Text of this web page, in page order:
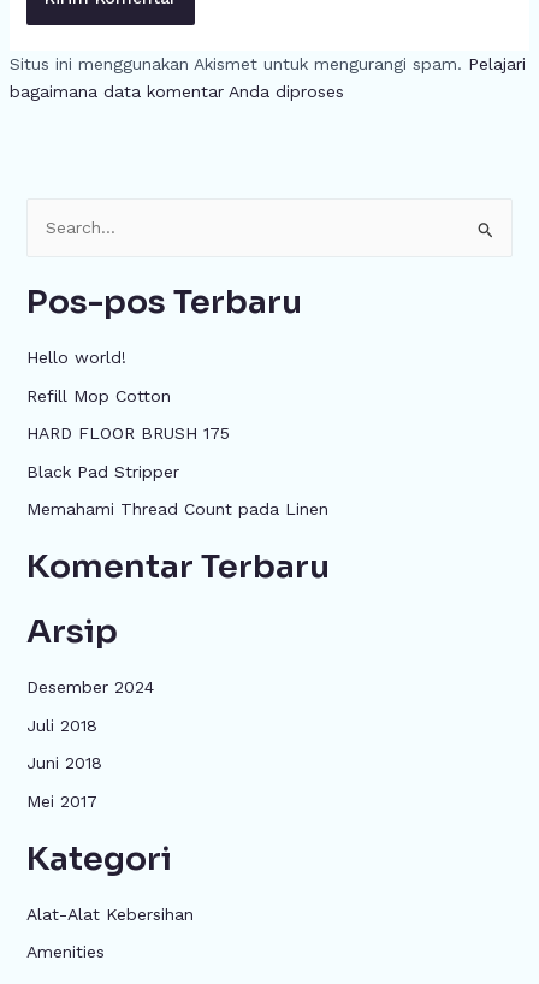
Situs ini menggunakan Akismet untuk mengurangi spam. Pelajari
bagaimana data komentar Anda diproses
u
n
t
u
k
Pos-pos Terbaru
Hello world!
Refill Mop Cotton
HARD FLOOR BRUSH 175
Black Pad Stripper
Memahami Thread Count pada Linen
Komentar Terbaru
Arsip
Desember 2024
Juli 2018
Juni 2018
Mei 2017
Kategori
Alat-Alat Kebersihan
Amenities